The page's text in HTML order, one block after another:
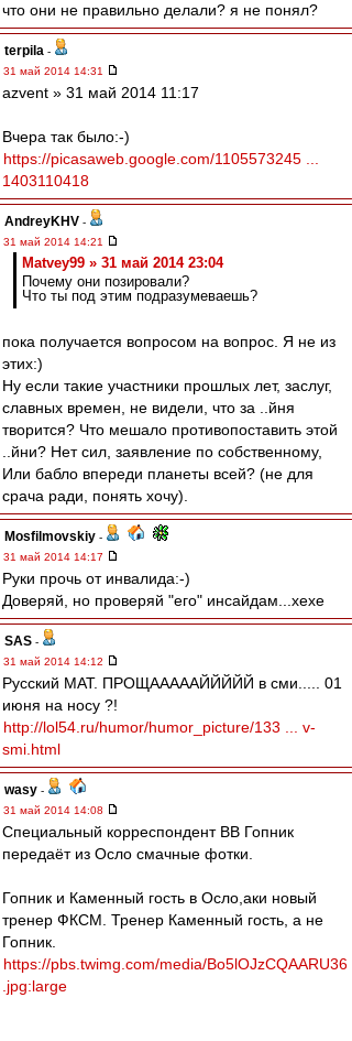
что они не правильно делали? я не понял?
terpila -
31 май 2014 14:31
azvent » 31 май 2014 11:17
Вчера так было:-)
https://picasaweb.google.com/1105573245 ...
1403110418
AndreyKHV -
31 май 2014 14:21
Matvey99 » 31 май 2014 23:04
Почему они позировали?
Что ты под этим подразумеваешь?
пока получается вопросом на вопрос. Я не из
этих:)
Ну если такие участники прошлых лет, заслуг,
славных времен, не видели, что за ..йня
творится? Что мешало противопоставить этой
..йни? Нет сил, заявление по собственному,
Или бабло впереди планеты всей? (не для
срача ради, понять хочу).
Mosfilmovskiy -
31 май 2014 14:17
Руки прочь от инвалида:-)
Доверяй, но проверяй "его" инсайдам...хехе
SAS -
31 май 2014 14:12
Русский МАТ. ПРОЩАААААЙЙЙЙЙ в сми..... 01
июня на носу ?!
http://lol54.ru/humor/humor_picture/133 ... v-
smi.html
wasy -
31 май 2014 14:08
Специальный корреспондент ВВ Гопник
передаёт из Осло смачные фотки.
Гопник и Каменный гость в Осло,аки новый
тренер ФКСМ. Тренер Каменный гость, а не
Гопник.
https://pbs.twimg.com/media/Bo5lOJzCQAARU36
.jpg:large